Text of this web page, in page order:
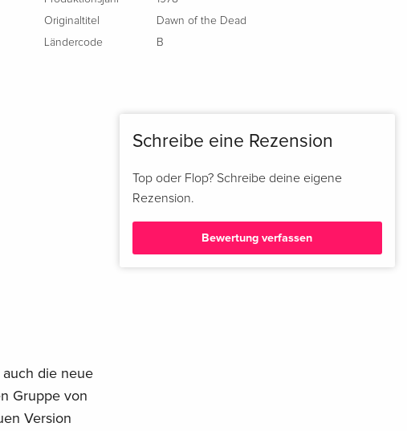
Originaltitel
Dawn of the Dead
Ländercode
B
die neue
Gruppe von
Version
Schreibe eine Rezension
Top oder Flop? Schreibe deine eigene
Rezension.
Bewertung verfassen